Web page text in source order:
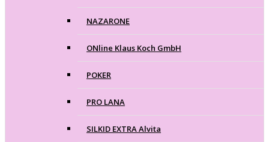
NAZARONE
ONline Klaus Koch GmbH
POKER
PRO LANA
SILKID EXTRA Alvita